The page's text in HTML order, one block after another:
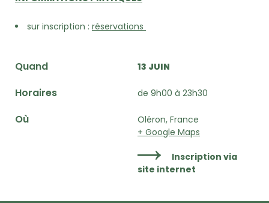
sur inscription : réservations
Quand 13 JUIN
Horaires de 9h00 à 23h30
Où
Oléron, France
+ Google Maps
Inscription via
site internet